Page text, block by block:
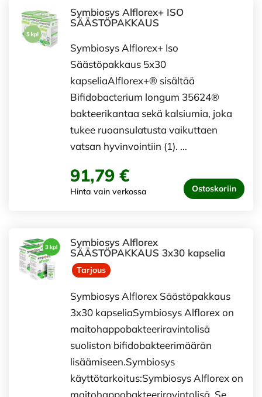
Symbiosys Alflorex+ ISO
SÄÄSTÖPAKKAUS
Symbiosys Alflorex+ Iso
Säästöpakkaus 5x30
kapseliaAlflorex+® sisältää
Bifidobacterium longum 35624®
bakteerikantaa sekä kalsiumia, joka
tukee ruoansulatusta vaikuttaen
vatsan hyvinvointiin (1). …
91,79 €
Hinta vain verkossa Ostoskoriin
Symbiosys Alflorex
SÄÄSTÖPAKKAUS 3x30 kapselia
Tarjous
Symbiosys Alflorex Säästöpakkaus
3x30 kapseliaSymbiosys Alflorex on
maitohappobakteeriravintolisä
suoliston bifidobakteerimäärän
lisäämiseen.Symbiosys
käyttötarkoitus:Symbiosys Alflorex on
maitohappobakteeriravintolisä. Se